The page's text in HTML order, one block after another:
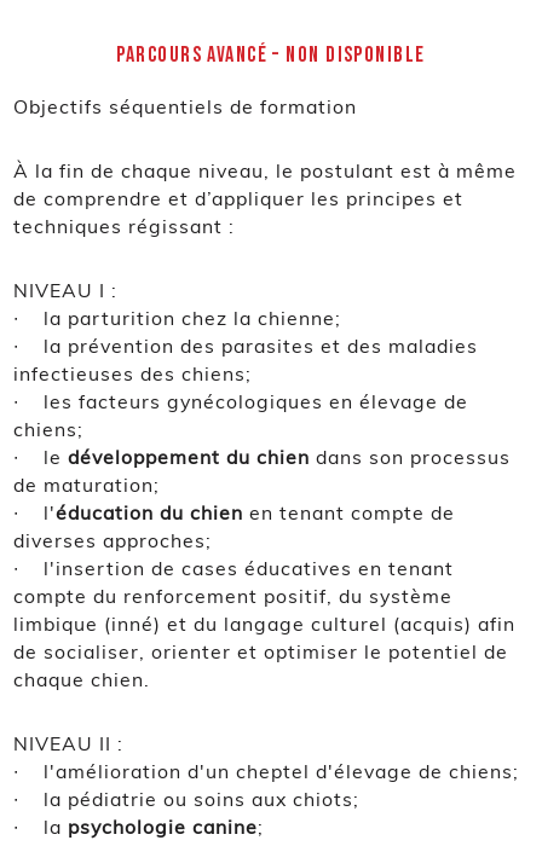
PARCOURS AVANCÉ – NON DISPONIBLE
Objectifs séquentiels de formation
À la fin de chaque niveau, le postulant est à même
de comprendre et d’appliquer les principes et
techniques régissant :
NIVEAU I :
∙ la parturition chez la chienne;
∙ la prévention des parasites et des maladies
infectieuses des chiens;
∙ les facteurs gynécologiques en élevage de
chiens;
∙ le développement du chien dans son processus
de maturation;
∙ l'éducation du chien en tenant compte de
diverses approches;
∙ l'insertion de cases éducatives en tenant
compte du renforcement positif, du système
limbique (inné) et du langage culturel (acquis) afin
de socialiser, orienter et optimiser le potentiel de
chaque chien.
NIVEAU II :
∙ l'amélioration d'un cheptel d'élevage de chiens;
∙ la pédiatrie ou soins aux chiots;
∙ la psychologie canine;